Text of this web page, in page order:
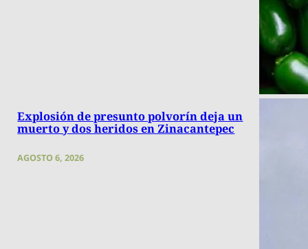
Explosión de presunto polvorín deja un
muerto y dos heridos en Zinacantepec
AGOSTO 6, 2026